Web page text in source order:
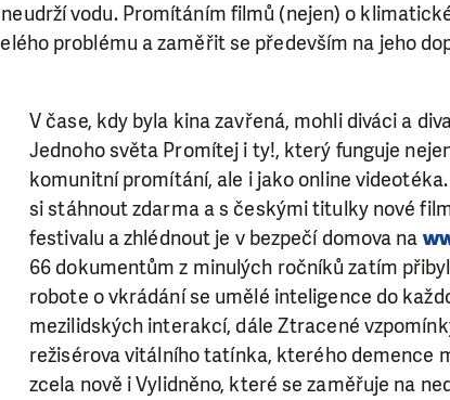
vodu. Promítáním filmů (nejen) o
problému a zaměřit se především na jeho
V čase, kdy byla kina zavřená, mohli diváci a
Jednoho světa Promítej i ty!, který funguje
komunitní promítání, ale i jako online
si stáhnout zdarma a s českými titulky nové
festivalu a zhlédnout je v bezpečí domova na
66 dokumentům z minulých ročníků zatím
robote o vkrádání se umělé inteligence do
mezilidských interakcí, dále Ztracené
režisérova vitálního tatínka, kterého demence
zcela nově i Vylidněno, které se zaměřuje na